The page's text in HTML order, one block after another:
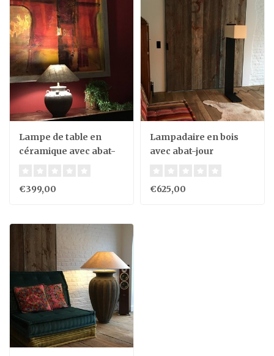
Lampe de table en
céramique avec abat-
€399,00
Lampadaire en bois
avec abat-jour
€625,00